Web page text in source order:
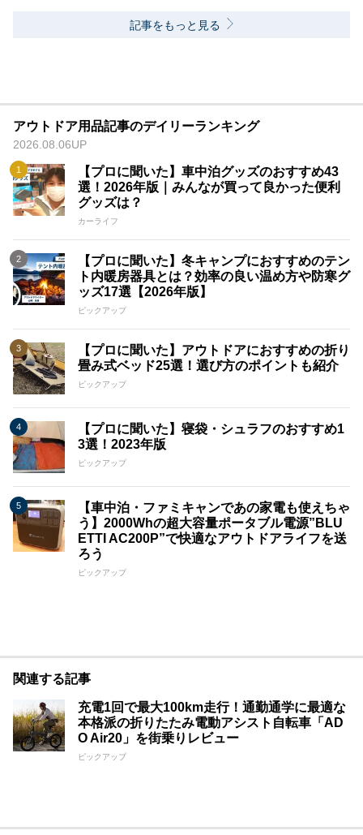
記事をもっと見る
アウトドア用品記事のデイリーランキング
2026.08.06UP
【プロに聞いた】車中泊グッズのおすすめ43
選！2026年版｜みんなが買って良かった便利
グッズは？
カーライフ
【プロに聞いた】冬キャンプにおすすめのテン
ト内暖房器具とは？効率の良い温め方や防寒グ
ッズ17選【2026年版】
ピックアップ
【プロに聞いた】アウトドアにおすすめの折り
畳み式ベッド25選！選び方のポイントも紹介
ピックアップ
【プロに聞いた】寝袋・シュラフのおすすめ1
3選！2023年版
ピックアップ
【車中泊・ファミキャンであの家電も使えちゃ
う】2000Whの超大容量ポータブル電源”BLU
ETTI AC200P”で快適なアウトドアライフを送
ろう
ピックアップ
関連する記事
充電1回で最大100km走行！通勤通学に最適な
本格派の折りたたみ電動アシスト自転車「AD
O Air20」を街乗りレビュー
ピックアップ